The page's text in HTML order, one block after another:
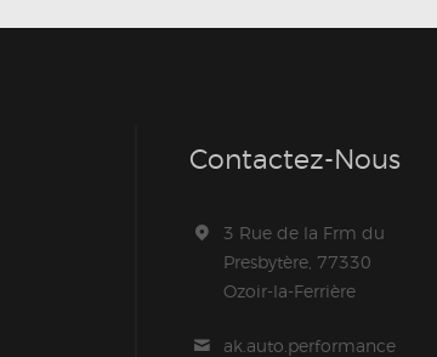
Contactez-Nous
3 Rue de la Frm du
Presbytère, 77330
Ozoir-la-Ferrière
ak.auto.performance